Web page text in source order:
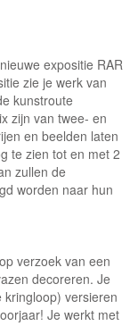
expositie RAR
zie je werk van
kunstroute
zijn van twee- en
en beelden laten
te zien tot en met 2
zullen de
worden naar hun
verzoek van een
decoreren. Je
versieren
Je werkt met